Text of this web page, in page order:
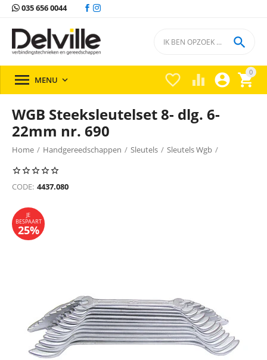
035 656 0044
0


 

 MENU 
WGB Steeksleutelset 8- dlg. 6-
22mm nr. 690
Home / Handgereedschappen / Sleutels / Sleutels Wgb /
CODE: 4437.080
JE
25%